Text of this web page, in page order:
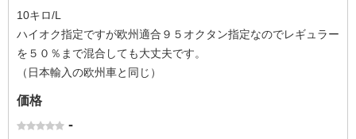
10キロ/L
ハイオク指定ですが欧州適合９５オクタン指定なのでレギュラー
を５０％まで混合しても大丈夫です。
（日本輸入の欧州車と同じ）
価格
-